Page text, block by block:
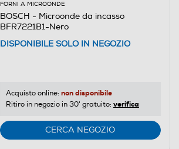
FORNI A MICROONDE
BOSCH - Microonde da incasso
BFR7221B1-Nero
DISPONIBILE SOLO IN NEGOZIO
Acquisto online: non disponibile
Ritiro in negozio in 30' gratuito: verifica
CERCA NEGOZIO